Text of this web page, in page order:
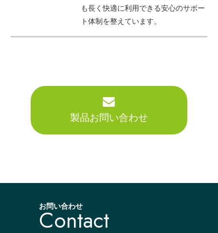
も長く快適に利用できる安心のサポー
ト体制を整えています。
製品お問い合わせ
お問い合わせ
Contact